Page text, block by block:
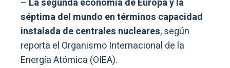
– La segunda economía de Europa y la
séptima del mundo en términos capacidad
instalada de centrales nucleares, según
reporta el Organismo Internacional de la
Energía Atómica (OIEA).